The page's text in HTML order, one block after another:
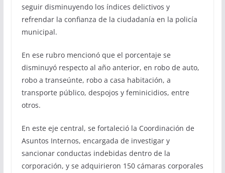
seguir disminuyendo los índices delictivos y
refrendar la confianza de la ciudadanía en la policía
municipal.
En ese rubro mencionó que el porcentaje se
disminuyó respecto al año anterior, en robo de auto,
robo a transeúnte, robo a casa habitación, a
transporte público, despojos y feminicidios, entre
otros.
En este eje central, se fortaleció la Coordinación de
Asuntos Internos, encargada de investigar y
sancionar conductas indebidas dentro de la
corporación, y se adquirieron 150 cámaras corporales